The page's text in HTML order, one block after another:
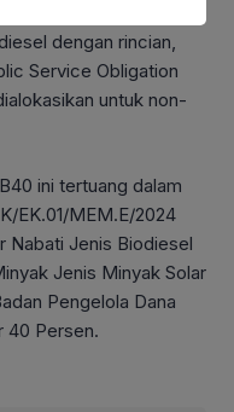
dengan rincian,
Service Obligation
untuk non-
ini tertuang dalam
EK.01/MEM.E/2024
Nabati Jenis Biodiesel
Jenis Minyak Solar
Pengelola Dana
40 Persen.